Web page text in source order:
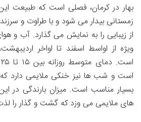
بهار در کرمان، فصلی است که طبیعت
زمستانی بیدار می شود و با طراوت و
از زیبایی را به نمایش می گذارد. آب و
ویژه از اواسط اسفند تا اواخر
است و شب ها نیز خنکی ملایمی دارد
بسیار مناسب است. میزان بارندگی
های ملایمی می وزد که گشت و گذار را